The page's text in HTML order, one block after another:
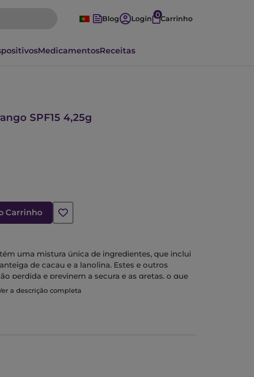
Blog Login 0Carrinho
MedicamentosReceitas
SPF15 4,25g
Carrinho
uma mistura única de ingredientes, que inclui
de cacau e a lanolina. Estes e outros
perdida e previnem a secura e as gretas, o que
permite ter um aspecto saudável.
a descrição completa